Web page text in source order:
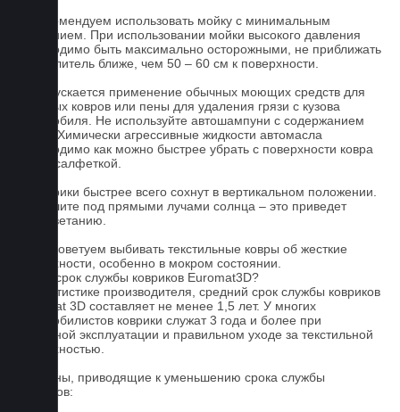
2. Рекомендуем использовать мойку с минимальным
давлением. При использовании мойки высокого давления
необходимо быть максимально осторожными, не приближать
распылитель ближе, чем 50 – 60 см к поверхности.
3. Допускается применение обычных моющих средств для
бытовых ковров или пены для удаления грязи с кузова
автомобиля. Не используйте автошампуни с содержанием
воска! Химически агрессивные жидкости автомасла
необходимо как можно быстрее убрать с поверхности ковра
сухой салфеткой.
4. Коврики быстрее всего сохнут в вертикальном положении.
Не сушите под прямыми лучами солнца – это приведет
к выцветанию.
5. Не советуем выбивать текстильные ковры об жесткие
поверхности, особенно в мокром состоянии.
Какой срок службы ковриков Euromat3D?
По статистике производителя, средний срок службы ковриков
Euromat 3D составляет не менее 1,5 лет. У многих
автомобилистов коврики служат 3 года и более при
бережной эксплуатации и правильном уходе за текстильной
поверхностью.
Причины, приводящие к уменьшению срока службы
ковриков: